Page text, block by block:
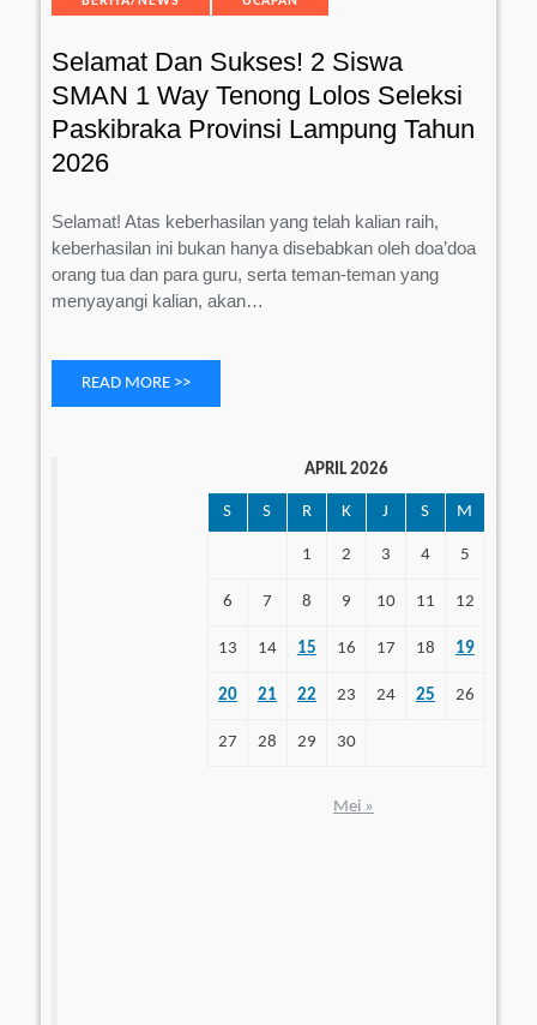
1
Tenong
Provinsi
Selamat Dan Sukses! 2 Siswa
SMAN 1 Way Tenong Lolos Seleksi
Paskibraka Provinsi Lampung Tahun
2026
Selamat! Atas keberhasilan yang telah kalian raih,
keberhasilan ini bukan hanya disebabkan oleh doa’doa
orang tua dan para guru, serta teman-teman yang
menyayangi kalian, akan…
READ MORE >>
APRIL 2026
S S R K J S M
1 2 3 4 5
6 7 8 9 10 11 12
13 14 15 16 17 18 19
20 21 22 23 24 25 26
27 28 29 30
Mei »